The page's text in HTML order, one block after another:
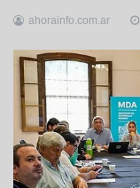
ahorainfo.com.ar